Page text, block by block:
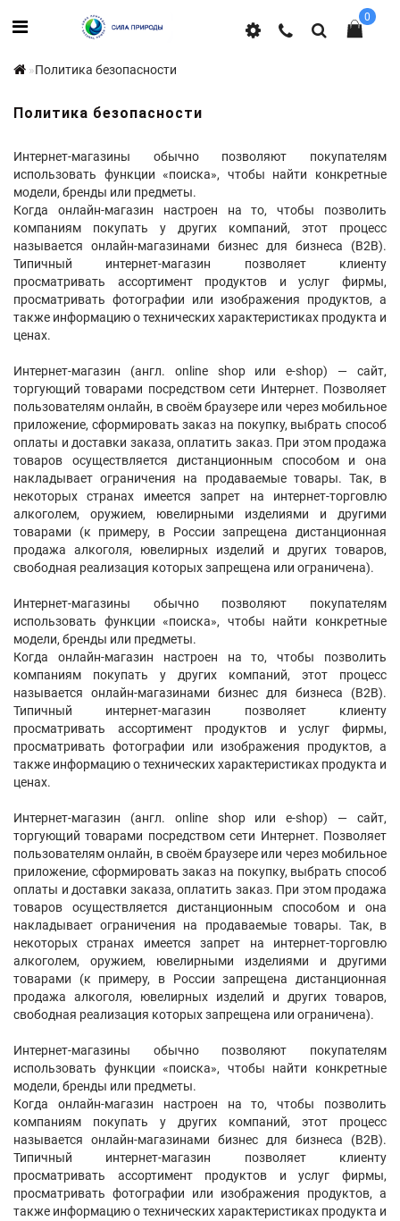
0
Политика безопасности
Политика безопасности
Интернет-магазины обычно позволяют покупателям
использовать функции «поиска», чтобы найти конкретные
модели, бренды или предметы.
Когда онлайн-магазин настроен на то, чтобы позволить
компаниям покупать у других компаний, этот процесс
называется онлайн-магазинами бизнес для бизнеса (B2B).
Типичный интернет-магазин позволяет клиенту
просматривать ассортимент продуктов и услуг фирмы,
просматривать фотографии или изображения продуктов, а
также информацию о технических характеристиках продукта и
ценах.
Интернет-магазин (англ. online shop или e-shop) — сайт,
торгующий товарами посредством сети Интернет. Позволяет
пользователям онлайн, в своём браузере или через мобильное
приложение, сформировать заказ на покупку, выбрать способ
оплаты и доставки заказа, оплатить заказ. При этом продажа
товаров осуществляется дистанционным способом и она
накладывает ограничения на продаваемые товары. Так, в
некоторых странах имеется запрет на интернет-торговлю
алкоголем, оружием, ювелирными изделиями и другими
товарами (к примеру, в России запрещена дистанционная
продажа алкоголя, ювелирных изделий и других товаров,
свободная реализация которых запрещена или ограничена).
Интернет-магазины обычно позволяют покупателям
использовать функции «поиска», чтобы найти конкретные
модели, бренды или предметы.
Когда онлайн-магазин настроен на то, чтобы позволить
компаниям покупать у других компаний, этот процесс
называется онлайн-магазинами бизнес для бизнеса (B2B).
Типичный интернет-магазин позволяет клиенту
просматривать ассортимент продуктов и услуг фирмы,
просматривать фотографии или изображения продуктов, а
также информацию о технических характеристиках продукта и
ценах.
Интернет-магазин (англ. online shop или e-shop) — сайт,
торгующий товарами посредством сети Интернет. Позволяет
пользователям онлайн, в своём браузере или через мобильное
приложение, сформировать заказ на покупку, выбрать способ
оплаты и доставки заказа, оплатить заказ. При этом продажа
товаров осуществляется дистанционным способом и она
накладывает ограничения на продаваемые товары. Так, в
некоторых странах имеется запрет на интернет-торговлю
алкоголем, оружием, ювелирными изделиями и другими
товарами (к примеру, в России запрещена дистанционная
продажа алкоголя, ювелирных изделий и других товаров,
свободная реализация которых запрещена или ограничена).
Интернет-магазины обычно позволяют покупателям
использовать функции «поиска», чтобы найти конкретные
модели, бренды или предметы.
Когда онлайн-магазин настроен на то, чтобы позволить
компаниям покупать у других компаний, этот процесс
называется онлайн-магазинами бизнес для бизнеса (B2B).
Типичный интернет-магазин позволяет клиенту
просматривать ассортимент продуктов и услуг фирмы,
просматривать фотографии или изображения продуктов, а
также информацию о технических характеристиках продукта и